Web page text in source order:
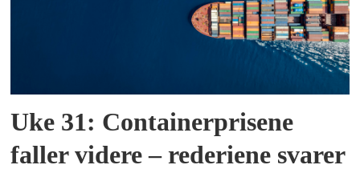
Uke 31: Containerprisene
faller videre – rederiene svarer